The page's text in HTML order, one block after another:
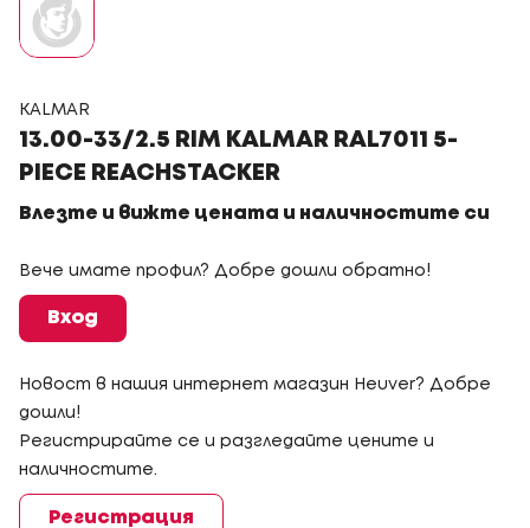
KALMAR
13.00-33/2.5 RIM KALMAR RAL7011 5-
PIECE REACHSTACKER
Влезте и вижте цената и наличностите си
Вече имате профил? Добре дошли обратно!
Вход
Новост в нашия интернет магазин Heuver? Добре
дошли!
Регистрирайте се и разгледайте цените и
наличностите.
Регистрация